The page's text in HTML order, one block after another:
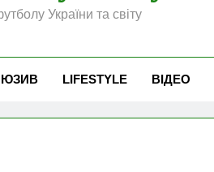
України та світу
LIFESTYLE ВІДЕО